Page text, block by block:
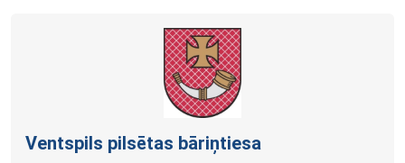
Ventspils pilsētas bāriņtiesa